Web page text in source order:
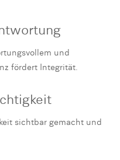
und
fördert Integrität.
sichtbar gemacht und